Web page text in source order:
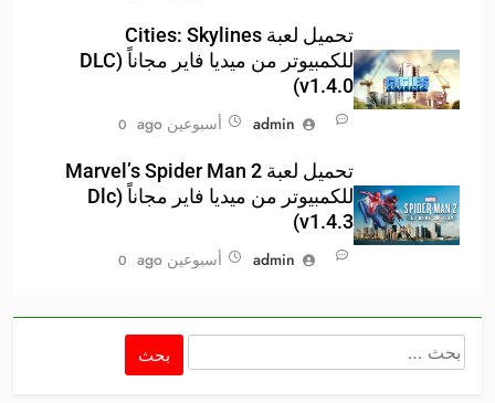
تحميل لعبة Cities: Skylines
للكمبيوتر من ميديا فاير مجاناً (DLC
v1.4.0)
admin
أسبوعين ago 0
تحميل لعبة Marvel’s Spider Man 2
للكمبيوتر من ميديا فاير مجاناً (Dlc
v1.4.3)
admin
أسبوعين ago 0
البحث
عن: